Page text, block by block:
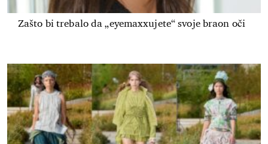
Zašto bi trebalo da „eyemaxxujete“ svoje braon oči